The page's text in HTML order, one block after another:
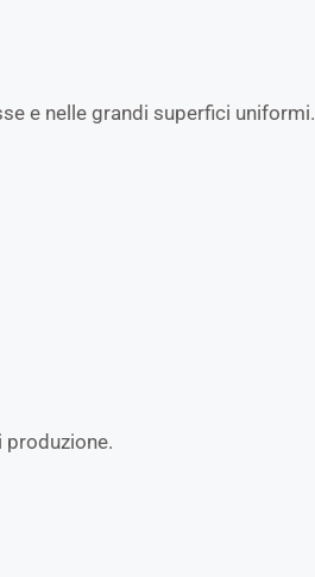
e nelle grandi superfici uniformi.